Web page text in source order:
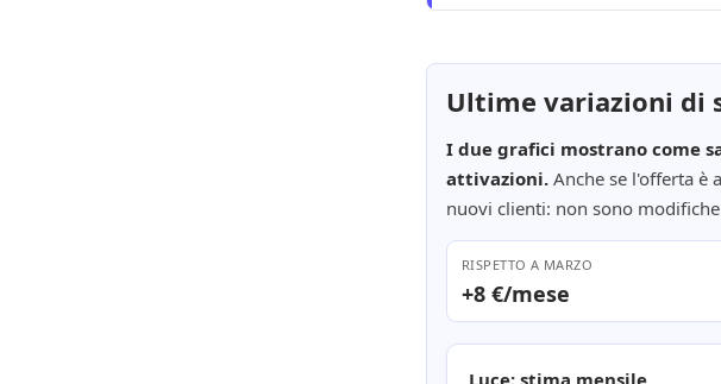
Ultime variazioni di
I due grafici mostrano come
attivazioni.Anche se l'offerta è
nuovi clienti: non sono
RISPETTO A MARZO
+8 €/mese
Luce: stima mensile